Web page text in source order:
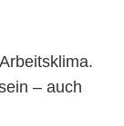
– auch